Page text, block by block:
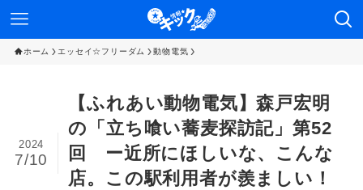
ホーム エッセイ☆フリーダム 動物電気
【ふれあい動物電気】森戸宏明
の「立ち喰い蕎麦探訪記」第52
回 ー近所にほしいな、こんな
店。この駅利用者が羨ましい！
2024
7/10